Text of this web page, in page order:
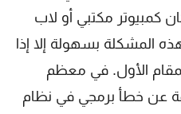
كمبيوتر مكتبي أو لاب
بسهولة إلا إذا
الأول. في معظم
عن خطأ برمجي في نظام